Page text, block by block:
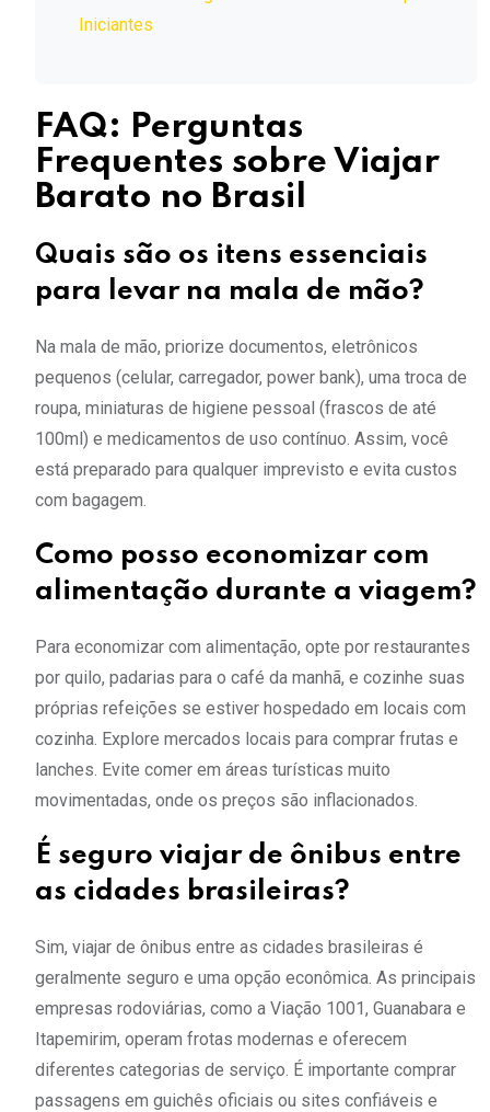
Iniciantes
FAQ: Perguntas
Frequentes sobre Viajar
Barato no Brasil
Quais são os itens essenciais
para levar na mala de mão?
Na mala de mão, priorize documentos, eletrônicos
pequenos (celular, carregador, power bank), uma troca de
roupa, miniaturas de higiene pessoal (frascos de até
100ml) e medicamentos de uso contínuo. Assim, você
está preparado para qualquer imprevisto e evita custos
com bagagem.
Como posso economizar com
alimentação durante a viagem?
Para economizar com alimentação, opte por restaurantes
por quilo, padarias para o café da manhã, e cozinhe suas
próprias refeições se estiver hospedado em locais com
cozinha. Explore mercados locais para comprar frutas e
lanches. Evite comer em áreas turísticas muito
movimentadas, onde os preços são inflacionados.
É seguro viajar de ônibus entre
as cidades brasileiras?
Sim, viajar de ônibus entre as cidades brasileiras é
geralmente seguro e uma opção econômica. As principais
empresas rodoviárias, como a Viação 1001, Guanabara e
Itapemirim, operam frotas modernas e oferecem
diferentes categorias de serviço. É importante comprar
passagens em guichês oficiais ou sites confiáveis e